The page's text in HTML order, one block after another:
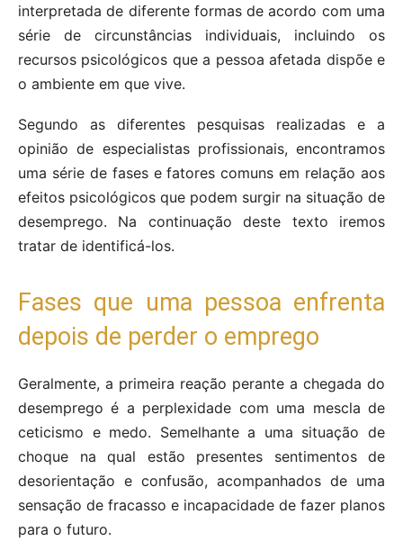
interpretada de diferente formas de acordo com uma
série de circunstâncias individuais, incluindo os
recursos psicológicos que a pessoa afetada dispõe e
o ambiente em que vive.
Segundo as diferentes pesquisas realizadas e a
opinião de especialistas profissionais, encontramos
uma série de fases e fatores comuns em relação aos
efeitos psicológicos que podem surgir na situação de
desemprego. Na continuação deste texto iremos
tratar de identificá-los.
Fases que uma pessoa enfrenta
depois de perder o emprego
Geralmente, a primeira reação perante a chegada do
desemprego é a perplexidade com uma mescla de
ceticismo e medo. Semelhante a uma situação de
choque na qual estão presentes sentimentos de
desorientação e confusão, acompanhados de uma
sensação de fracasso e incapacidade de fazer planos
para o futuro.